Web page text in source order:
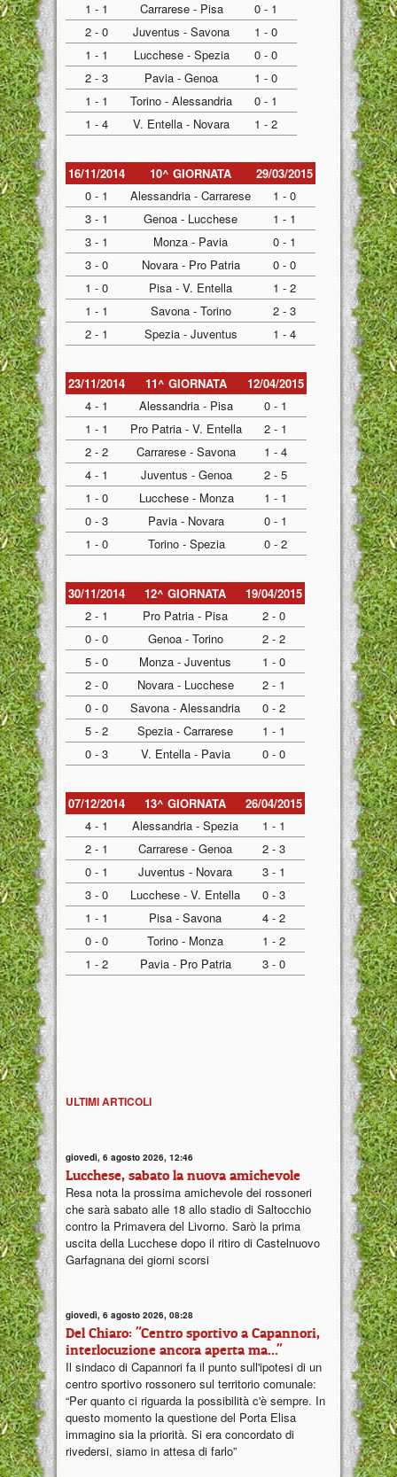
1 - 1 Carrarese - Pisa
0 - 1
2 - 0
Juventus - Savona
1 - 0
1 - 1
Lucchese - Spezia
0 - 0
2 - 3
Pavia - Genoa
1 - 0
1 - 1
Torino - Alessandria
0 - 1
1 - 4
V. Entella - Novara 1 - 2
16/11/2014 10^ GIORNATA
29/03/2015
0 - 1
Alessandria - Carrarese
1 - 0
3 - 1
Genoa - Lucchese
1 - 1
3 - 1
Monza - Pavia
0 - 1
3 - 0
Novara - Pro Patria
0 - 0
1 - 0
Pisa - V. Entella
1 - 2
1 - 1
Savona - Torino
2 - 3
2 - 1
Spezia - Juventus 1 - 4
23/11/2014 11^ GIORNATA
12/04/2015
4 - 1
Alessandria - Pisa
0 - 1
1 - 1
Pro Patria - V. Entella
2 - 1
2 - 2
Carrarese - Savona
1 - 4
4 - 1
Juventus - Genoa
2 - 5
1 - 0
Lucchese - Monza
1 - 1
0 - 3
Pavia - Novara
0 - 1
1 - 0
Torino - Spezia 0 - 2
30/11/2014 12^ GIORNATA
19/04/2015
2 - 1
Pro Patria - Pisa
2 - 0
0 - 0
Genoa - Torino
2 - 2
5 - 0
Monza - Juventus
1 - 0
2 - 0
Novara - Lucchese
2 - 1
0 - 0
Savona - Alessandria
0 - 2
5 - 2
Spezia - Carrarese
1 - 1
0 - 3
V. Entella - Pavia 0 - 0
07/12/2014 13^ GIORNATA
26/04/2015
4 - 1
Alessandria - Spezia
1 - 1
2 - 1
Carrarese - Genoa
2 - 3
0 - 1
Juventus - Novara
3 - 1
3 - 0
Lucchese - V. Entella
0 - 3
1 - 1
Pisa - Savona
4 - 2
0 - 0
Torino - Monza
1 - 2
1 - 2
Pavia - Pro Patria 3 - 0
ULTIMI ARTICOLI
giovedì, 6 agosto 2026, 12:46
Lucchese, sabato la nuova amichevole
Resa nota la prossima amichevole dei rossoneri
che sarà sabato alle 18 allo stadio di Saltocchio
contro la Primavera del Livorno. Sarò la prima
uscita della Lucchese dopo il ritiro di Castelnuovo
Garfagnana dei giorni scorsi
giovedì, 6 agosto 2026, 08:28
Del Chiaro: "Centro sportivo a Capannori,
interlocuzione ancora aperta ma..."
Il sindaco di Capannori fa il punto sull'ipotesi di un
centro sportivo rossonero sul territorio comunale:
“Per quanto ci riguarda la possibilità c'è sempre. In
questo momento la questione del Porta Elisa
immagino sia la priorità. Si era concordato di
rivedersi, siamo in attesa di farlo”